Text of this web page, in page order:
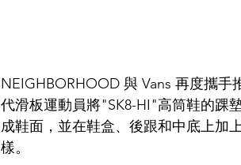
NEIGHBORHOOD 與 Vans 再度攜
代滑板運動員將"SK8-HI"高筒鞋的踝
成鞋面，並在鞋盒、後跟和中底上加
樣。